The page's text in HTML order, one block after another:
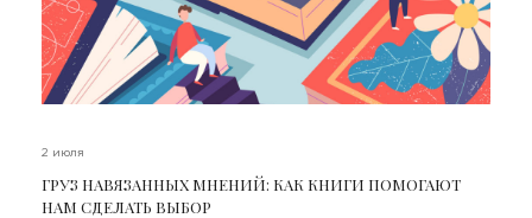
2 июля
ГРУЗ НАВЯЗАННЫХ МНЕНИЙ: КАК КНИГИ ПОМОГАЮТ
НАМ СДЕЛАТЬ ВЫБОР